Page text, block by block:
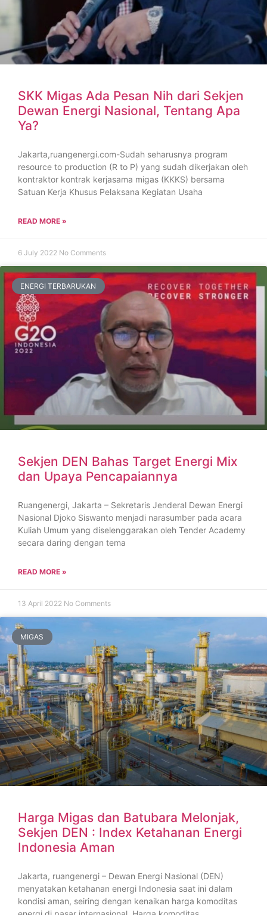
SKK Migas Ada Pesan Nih dari Sekjen
Dewan Energi Nasional, Tentang Apa
Ya?
Jakarta,ruangenergi.com-Sudah seharusnya program
resource to production (R to P) yang sudah dikerjakan oleh
kontraktor kontrak kerjasama migas (KKKS) bersama
Satuan Kerja Khusus Pelaksana Kegiatan Usaha
READ MORE »
6 July 2022 No Comments
ENERGI TERBARUKAN
Sekjen DEN Bahas Target Energi Mix
dan Upaya Pencapaiannya
Ruangenergi, Jakarta – Sekretaris Jenderal Dewan Energi
Nasional Djoko Siswanto menjadi narasumber pada acara
Kuliah Umum yang diselenggarakan oleh Tender Academy
secara daring dengan tema
READ MORE »
13 April 2022 No Comments
MIGAS
Harga Migas dan Batubara Melonjak,
Sekjen DEN : Index Ketahanan Energi
Indonesia Aman
Jakarta, ruangenergi – Dewan Energi Nasional (DEN)
menyatakan ketahanan energi Indonesia saat ini dalam
kondisi aman, seiring dengan kenaikan harga komoditas